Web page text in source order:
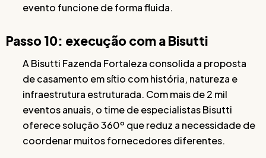
evento funcione de forma fluida.
Passo 10: execução com a Bisutti
A Bisutti Fazenda Fortaleza consolida a proposta
de casamento em sítio com história, natureza e
infraestrutura estruturada. Com mais de 2 mil
eventos anuais, o time de especialistas Bisutti
oferece solução 360º que reduz a necessidade de
coordenar muitos fornecedores diferentes.